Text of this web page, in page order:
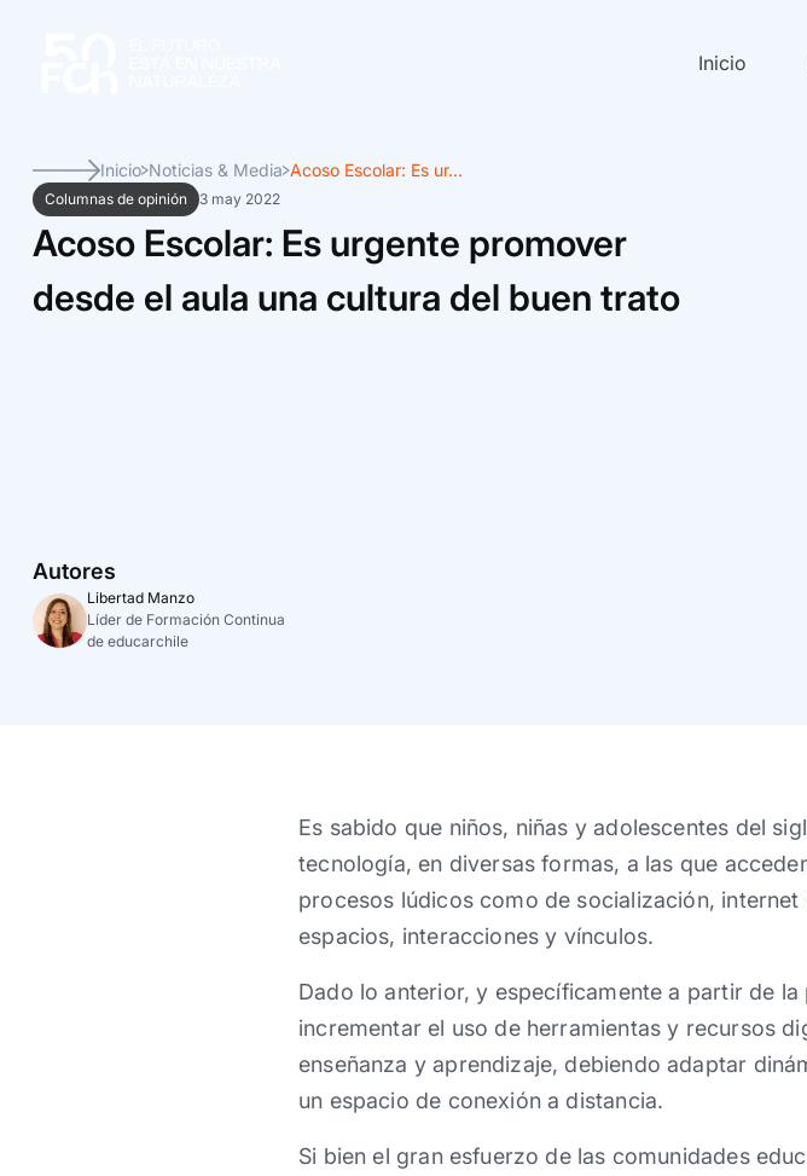
Inicio
Inicio Noticias & Media Acoso Escolar: Es ur...
Columnas de opinión 3 may 2022
Acoso Escolar: Es urgente promover
desde el aula una cultura del buen trato
Autores
Libertad Manzo
Líder de Formación Continua
de educarchile
Es sabido que niños, niñas y adolescentes del
tecnología, en diversas formas, a las que
procesos lúdicos como de socialización,
espacios, interacciones y vínculos.
Dado lo anterior, y específicamente a partir de
incrementar el uso de herramientas y recursos
enseñanza y aprendizaje, debiendo adaptar
un espacio de conexión a distancia.
Si bien el gran esfuerzo de las comunidades